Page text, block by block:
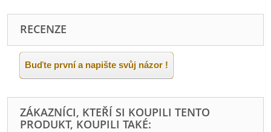
RECENZE
Buďte první a napište svůj názor !
ZÁKAZNÍCI, KTEŘÍ SI KOUPILI TENTO
PRODUKT, KOUPILI TAKÉ: